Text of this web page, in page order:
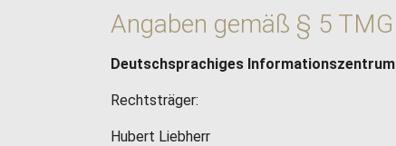
Angaben gemäß § 5 TMG
Deutschsprachiges
Rechtsträger:
Hubert Liebherr